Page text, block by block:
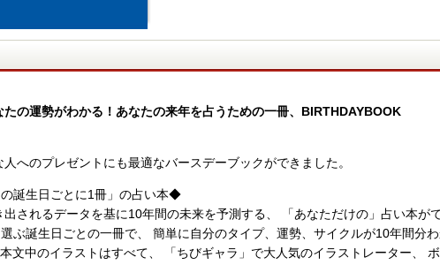
たの運勢がわかる！あなたの来年を占うための一冊、BIRTHDAYBOOK
人へのプレゼントにも最適なバースデーブックができました。
誕生日ごとに1冊」の占い本◆
されるデータを基に10年間の未来を予測する、 「あなただけの」占い本がで
ぶ誕生日ごとの一冊で、 簡単に自分のタイプ、運勢、サイクルが10年間分わ
文中のイラストはすべて、 「ちびギャラ」で大人気のイラストレーター、